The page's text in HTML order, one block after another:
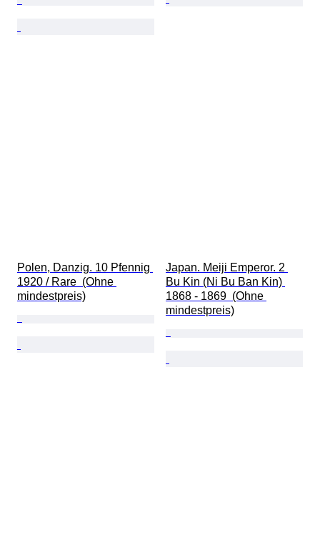
Polen, Danzig. 10 Pfennig
1920 / Rare  (Ohne
mindestpreis)
Japan. Meiji Emperor. 2
Bu Kin (Ni Bu Ban Kin)
1868 - 1869  (Ohne
mindestpreis)